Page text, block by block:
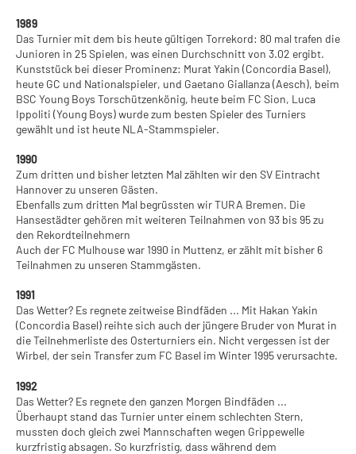
1989
Das Turnier mit dem bis heute gültigen Torrekord: 80 mal trafen die
Junioren in 25 Spielen, was einen Durchschnitt von 3.02 ergibt.
Kunststück bei dieser Prominenz: Murat Yakin (Concordia Basel),
heute GC und Nationalspieler, und Gaetano Giallanza (Aesch), beim
BSC Young Boys Torschützenkönig, heute beim FC Sion, Luca
Ippoliti (Young Boys) wurde zum besten Spieler des Turniers
gewählt und ist heute NLA-Stammspieler.
1990
Zum dritten und bisher letzten Mal zählten wir den SV Eintracht
Hannover zu unseren Gästen.
Ebenfalls zum dritten Mal begrüssten wir TURA Bremen. Die
Hansestädter gehören mit weiteren Teilnahmen von 93 bis 95 zu
den Rekordteilnehmern
Auch der FC Mulhouse war 1990 in Muttenz, er zählt mit bisher 6
Teilnahmen zu unseren Stammgästen.
1991
Das Wetter? Es regnete zeitweise Bindfäden ... Mit Hakan Yakin
(Concordia Basel) reihte sich auch der jüngere Bruder von Murat in
die Teilnehmerliste des Osterturniers ein. Nicht vergessen ist der
Wirbel, der sein Transfer zum FC Basel im Winter 1995 verursachte.
1992
Das Wetter? Es regnete den ganzen Morgen Bindfäden ...
Überhaupt stand das Turnier unter einem schlechten Stern,
mussten doch gleich zwei Mannschaften wegen Grippewelle
kurzfristig absagen. So kurzfristig, dass während dem